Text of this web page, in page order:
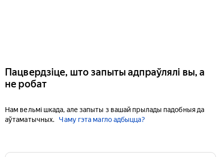
Пацвердзіце, што запыты адпраўлялі вы, а
не робат
Нам вельмі шкада, але запыты з вашай прылады падобныя да
аўтаматычных.
Чаму гэта магло адбыцца?